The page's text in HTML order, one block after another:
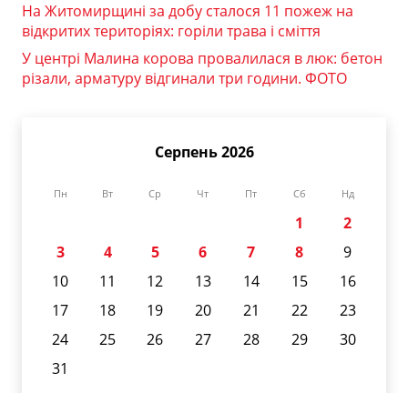
На Житомирщині за добу сталося 11 пожеж на
відкритих територіях: горіли трава і сміття
У центрі Малина корова провалилася в люк: бетон
різали, арматуру відгинали три години. ФОТО
Серпень 2026
Пн Вт Ср Чт Пт Сб Нд
1
2
3
4 5 6 7 8
9
10
11 12 13 14 15
16
17
18 19 20 21 22
23
24
25 26 27 28 29
30
31